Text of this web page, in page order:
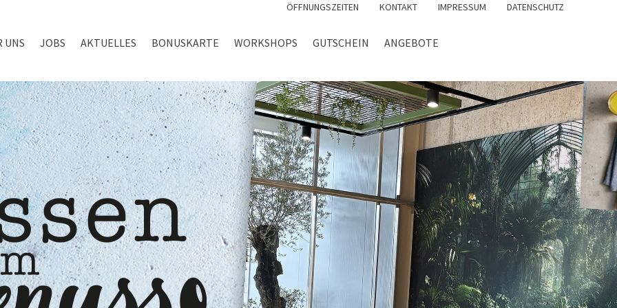
ÖFFNUNGSZEITEN KONTAKT IMPRESSUM DATENSCHUTZ
UNS JOBS AKTUELLES BONUSKARTE WORKSHOPS GUTSCHEIN ANGEBOTE